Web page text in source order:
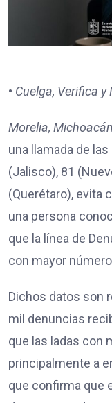
• Cuelga, Verifica y
Morelia,
una llamada de
(Jalisco), 81
(Querétaro), evita
una persona
que la línea de
con mayor
Dichos datos son
mil denuncias
que las ladas con
principalmente a
que confirma que